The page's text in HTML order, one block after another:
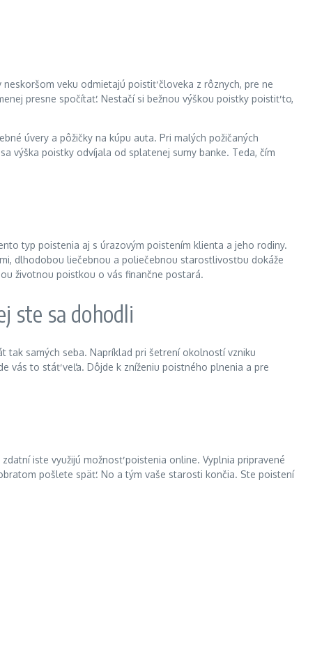
veku odmietajú poistiť človeka z rôznych, pre ne
presne spočítať. Nestačí si bežnou výškou poistky poistiť to,
úvery a pôžičky na kúpu auta. Pri malých požičaných
výška poistky odvíjala od splatenej sumy banke. Teda, čím
typ poistenia aj s úrazovým poistením klienta a jeho rodiny.
dlhodobou liečebnou a poliečebnou starostlivosťou dokáže
životnou poistkou o vás finančne postará.
ste sa dohodli
tak samých seba. Napríklad pri šetrení okolností vzniku
vás to stáť veľa. Dôjde k zníženiu poistného plnenia a pre
iste využijú možnosť poistenia online. Vyplnia pripravené
pošlete späť. No a tým vaše starosti končia. Ste poistení